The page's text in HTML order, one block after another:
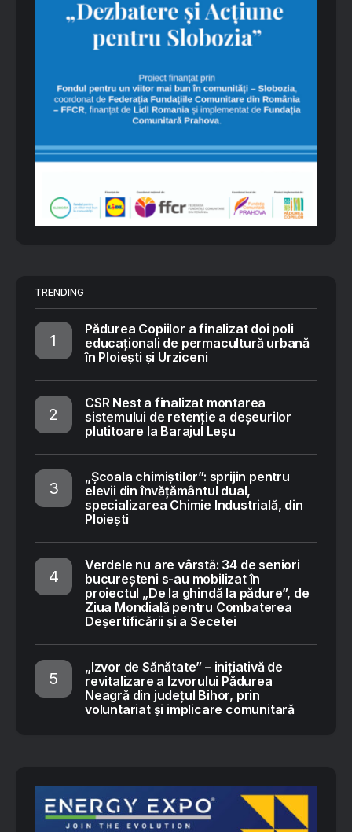
TRENDING
Pădurea Copiilor a finalizat doi poli
educaționali de permacultură urbană
în Ploiești și Urziceni
CSR Nest a finalizat montarea
sistemului de retenție a deșeurilor
plutitoare la Barajul Leșu
„Școala chimiștilor”: sprijin pentru
elevii din învățământul dual,
specializarea Chimie Industrială, din
Ploiești
Verdele nu are vârstă: 34 de seniori
bucureșteni s-au mobilizat în
proiectul „De la ghindă la pădure”, de
Ziua Mondială pentru Combaterea
Deșertificării și a Secetei
„Izvor de Sănătate” – inițiativă de
revitalizare a Izvorului Pădurea
Neagră din județul Bihor, prin
voluntariat și implicare comunitară